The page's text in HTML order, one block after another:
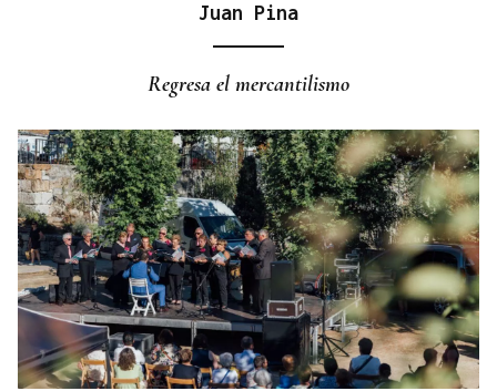
cantera de Untes
Juan Pina
Regresa el mercantilismo